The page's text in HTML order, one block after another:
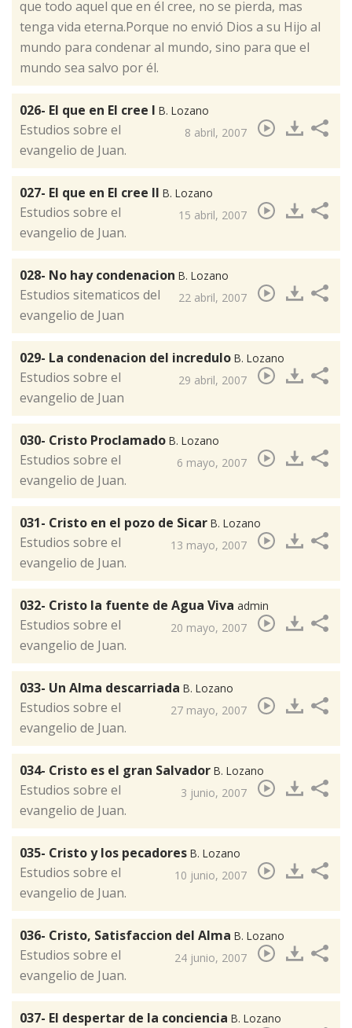
que todo aquel que en él cree, no se pierda, mas
tenga vida eterna.Porque no envió Dios a su Hijo al
mundo para condenar al mundo, sino para que el
mundo sea salvo por él.
026- El que en El cree I B. Lozano
8 abril, 2007
​Estudios sobre el
evangelio de Juan.
027- El que en El cree II B. Lozano
15 abril, 2007
​Estudios sobre el
evangelio de Juan.
028- No hay condenacion B. Lozano
22 abril, 2007
​Estudios sitematicos del
evangelio de Juan
029- La condenacion del incredulo B. Lozano
29 abril, 2007
Estudios sobre el
evangelio de Juan
030- Cristo Proclamado B. Lozano
6 mayo, 2007
​Estudios sobre el
evangelio de Juan.
031- Cristo en el pozo de Sicar B. Lozano
13 mayo, 2007
​​Estudios sobre el
evangelio de Juan.
032- Cristo la fuente de Agua Viva admin
20 mayo, 2007
​Estudios sobre el
evangelio de Juan.
033- Un Alma descarriada B. Lozano
27 mayo, 2007
​Estudios sobre el
evangelio de Juan.
034- Cristo es el gran Salvador B. Lozano
3 junio, 2007
​Estudios sobre el
evangelio de Juan.
035- Cristo y los pecadores B. Lozano
10 junio, 2007
​Estudios sobre el
evangelio de Juan.
036- Cristo, Satisfaccion del Alma B. Lozano
24 junio, 2007
​Estudios sobre el
evangelio de Juan.
037- El despertar de la conciencia B. Lozano